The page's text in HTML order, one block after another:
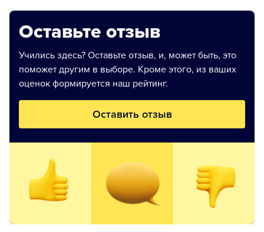
Оставьте отзыв
Учились здесь? Оставьте отзыв, и, может быть, это
поможет другим в выборе. Кроме этого, из ваших
оценок формируется наш рейтинг.
Оставить отзыв